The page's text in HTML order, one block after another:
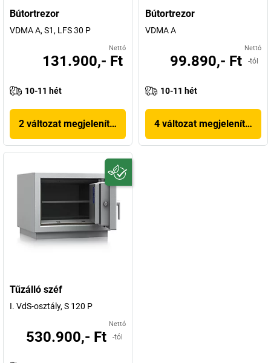
Bútortrezor
VDMA A, S1, LFS 30 P
Nettó
131.900,- Ft
10-11 hét
2 változat megjelenítése
Bútortrezor
VDMA A
Nettó
99.890,- Ft -tól
10-11 hét
4 változat megjelenítése
Tűzálló széf
I. VdS-osztály, S 120 P
Nettó
530.900,- Ft -tól